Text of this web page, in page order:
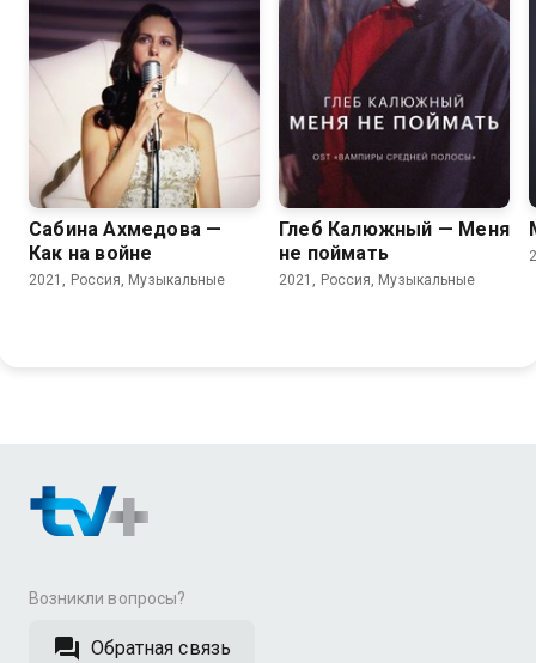
Сабина Ахмедова —
Как на войне
2021, Россия, Музыкальные
Глеб Калюжный — Меня
не поймать
2021, Россия, Музыкальные
Возникли вопросы?
Обратная связь